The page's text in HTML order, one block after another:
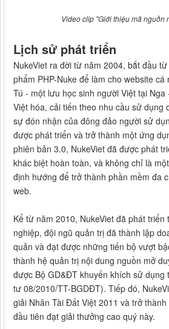
Video clip "Giới thiệu mã nguồn
Lịch sử phát triển
NukeViet ra đời từ năm 2004, bắt đầu
phẩm PHP-Nuke để làm cho website cá
Tú - một lưu học sinh người Việt tại Nga
Việt hóa, cải tiến theo nhu cầu sử dụng
sự đón nhận của đông đảo người sử
được phát triển và trở thành một ứng
phiên bản 3.0, NukeViet đã được phát
khác biệt hoàn toàn, và không chỉ là
định hướng để trở thành phần mềm đa
web.
Kể từ năm 2010, NukeViet đã phát
nghiệp, đội ngũ quản trị đã thành lập
quản và đạt được những tiến bộ vượt
thành hệ quản trị nội dung nguồn mở
được Bộ GD&ĐT khuyến khích sử dụng
tư 08/2010/TT-BGDĐT). Tiếp đó,
giải Nhân Tài Đất Việt 2011 và trở
đầu tiên đạt giải thưởng cao quý này.